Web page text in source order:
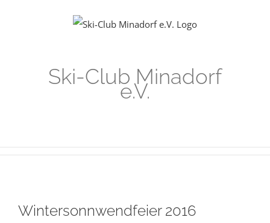
Ski-Club Minadorf
e.V.
Wintersonnwendfeier 2016